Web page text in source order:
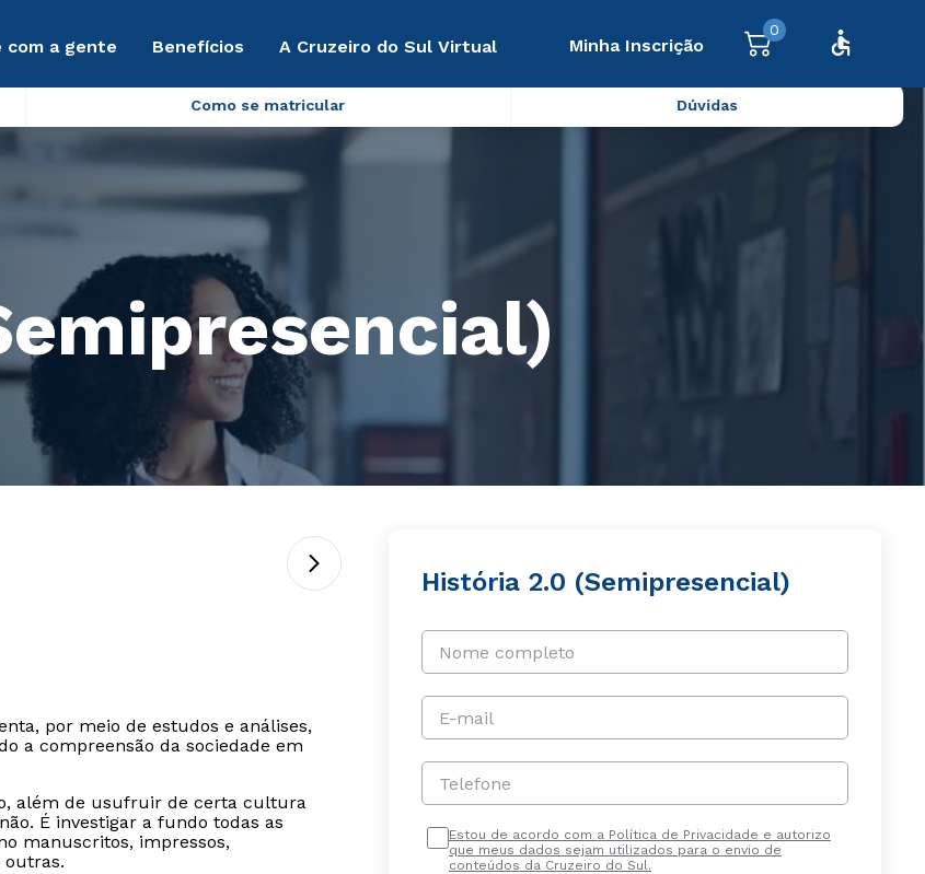
com a gente Benefícios A Cruzeiro do Sul Virtual Minha Inscrição
0
Como se matricular Dúvidas
por meio de estudos e análises,
a compreensão da sociedade em
além de usufruir de certa cultura
É investigar a fundo todas as
manuscritos, impressos,
outras.
História 2.0 (Semipresencial)
Nome completo
E-mail
Telefone
Estou de acordo com a Política de Privacidade e autorizo
que meus dados sejam utilizados para o envio de
conteúdos da Cruzeiro do Sul.